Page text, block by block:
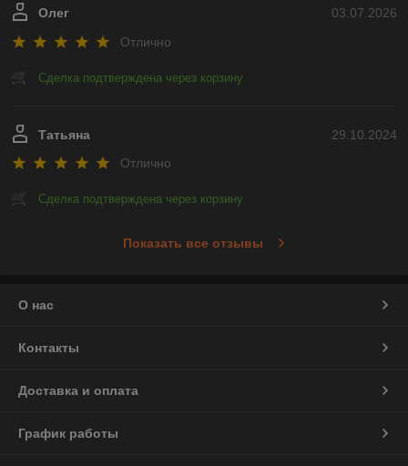
03.07.2026
Олег
Отлично
Сделка подтверждена через корзину
29.10.2024
Татьяна
Отлично
Сделка подтверждена через корзину
Показать все отзывы
О нас
Контакты
Доставка и оплата
График работы